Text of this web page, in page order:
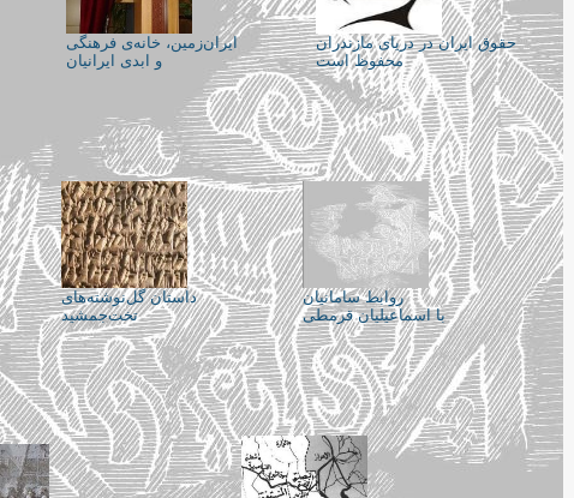
حقوق ایران در دریای مازندران
محفوظ است
ایران‌زمین، خانه‌ی فرهنگی
و ابدی ایرانیان
روابط سامانیان
با اسماعیلیان قرمطی
داستان گل‌نوشته‌های
تخت‌جمشید